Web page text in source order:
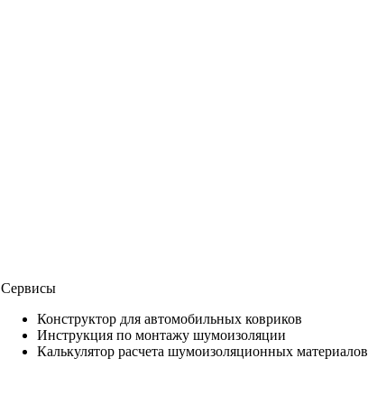
Сервисы
Конструктор для автомобильных ковриков
Инструкция по монтажу шумоизоляции
Калькулятор расчета шумоизоляционных материалов